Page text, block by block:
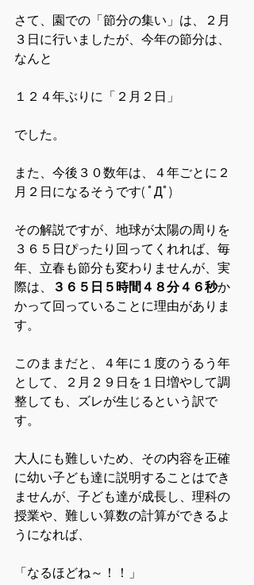
さて、園での「節分の集い」は、２月
３日に行いましたが、今年の節分は、
なんと
１２４年ぶりに「２月２日」
でした。
また、今後３０数年は、４年ごとに２
月２日になるそうです( ﾟДﾟ)
その解説ですが、地球が太陽の周りを
３６５日ぴったり回ってくれれば、毎
年、立春も節分も変わりませんが、実
際は、
３６５日５時間４８分４６秒か
かって回っていることに理由がありま
す。
このままだと、４年に１度のうるう年
として、２月２９日を１日増やして調
整しても、ズレが生じるという訳で
す。
大人にも難しいため、その内容を正確
に幼い子ども達に説明することはでき
ませんが、子ども達が成長し、理科の
授業や、難しい算数の計算ができるよ
うになれば、
「なるほどね～！！」